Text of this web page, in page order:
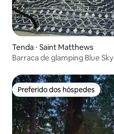
Tenda ⋅ Saint Matthews
Barraca de glamping Blue Sky
Preferido dos hóspedes
Preferido dos hóspedes